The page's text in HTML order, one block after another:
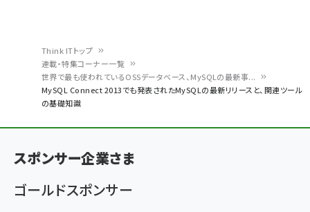
く
Think ITトップ
連載・特集コーナー一覧
世界で最も使われているOSSデータベース、MySQLの最新事...
MySQL Connect 2013でも発表されたMySQLの最新リリースと、関連ツール
の基礎知識
スポンサー企業さま
ゴールドスポンサー